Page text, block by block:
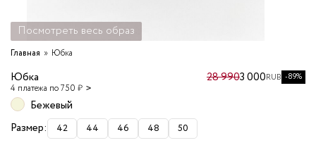
Посмотреть весь образ
Главная Юбка
Юбка
4 платежа по 750 ₽
28 9903 000RUB -89%
Бежевый
Размер:
42 44 46 48 50